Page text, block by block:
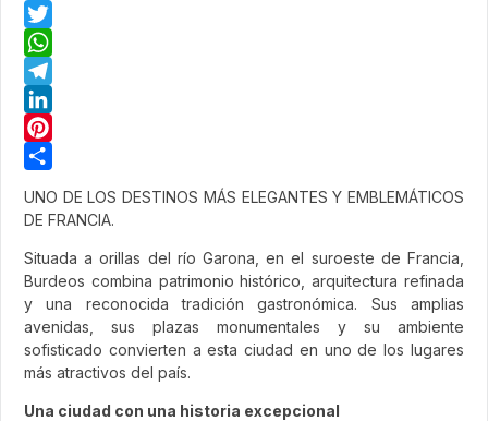
Facebook
Twitter
WhatsApp
Telegram
LinkedIn
Pinterest
UNO DE LOS DESTINOS MÁS ELEGANTES Y EMBLEMÁTICOS
DE FRANCIA.
Situada a orillas del río Garona, en el suroeste de Francia,
Burdeos combina patrimonio histórico, arquitectura refinada
y una reconocida tradición gastronómica. Sus amplias
avenidas, sus plazas monumentales y su ambiente
sofisticado convierten a esta ciudad en uno de los lugares
más atractivos del país.
Una ciudad con una historia excepcional